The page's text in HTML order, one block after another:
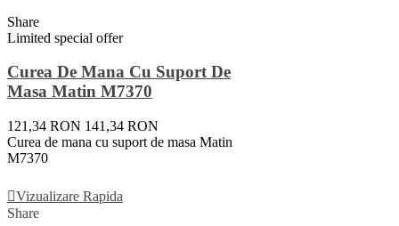
Share
Limited special offer
Curea De Mana Cu Suport De
Masa Matin M7370
121,34 RON 141,34 RON
Curea de mana cu suport de masa Matin
M7370
Vizualizare Rapida
Share